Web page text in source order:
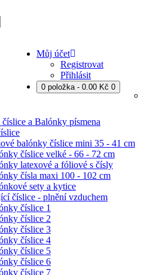
Můj účet
Registrovat
Přihlásit
0 položka - 0.00 Kč 0
a Balónky písmena
balónky číslice mini 35 - 41 cm
číslice velké - 66 - 72 cm
latexové a fóliové s čísly
čísla maxi 100 - 102 cm
sety a kytice
číslice - plnění vzduchem
číslice 1
číslice 2
číslice 3
číslice 4
číslice 5
číslice 6
číslice 7